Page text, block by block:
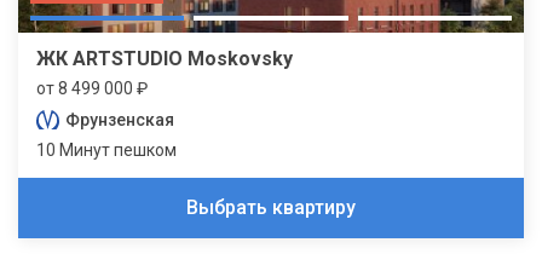
ЖК ARTSTUDIO Moskovsky
от 8 499 000 ₽
Фрунзенская
10 Минут пешком
Выбрать квартиру